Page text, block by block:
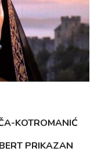
KOTROMANIĆ
PRIKAZAN